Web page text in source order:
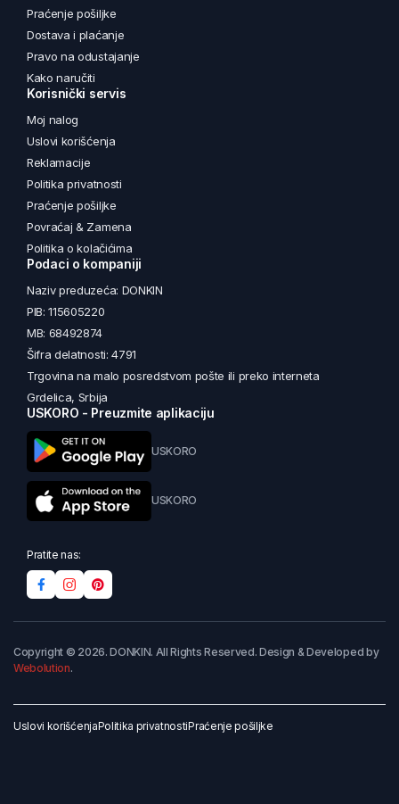
Praćenje pošiljke
Dostava i plaćanje
Pravo na odustajanje
Kako naručiti
Korisnički servis
Moj nalog
Uslovi korišćenja
Reklamacije
Politika privatnosti
Praćenje pošiljke
Povraćaj & Zamena
Politika o kolačićima
Podaci o kompaniji
Naziv preduzeća: DONKIN
PIB: 115605220
MB: 68492874
Šifra delatnosti: 4791
Trgovina na malo posredstvom pošte ili preko interneta
Grdelica, Srbija
USKORO - Preuzmite aplikaciju
USKORO
USKORO
Pratite nas:
Copyright © 2026. DONKIN. All Rights Reserved. Design & Developed by
Webolution.
Uslovi korišćenjaPolitika privatnostiPraćenje pošiljke